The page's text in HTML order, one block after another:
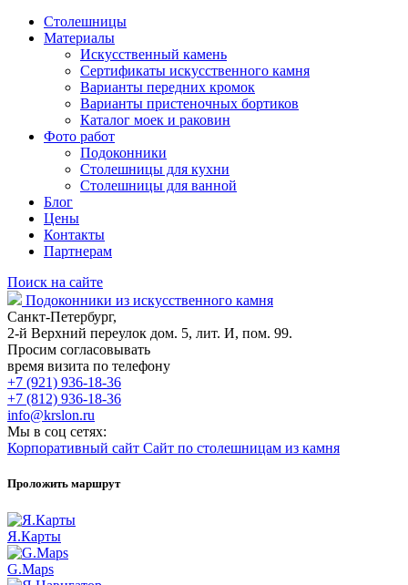
Столешницы
Материалы
Искусственный камень
Сертификаты искусственного камня
Варианты передних кромок
Варианты пристеночных бортиков
Каталог моек и раковин
Фото работ
Подоконники
Столешницы для кухни
Столешницы для ванной
Блог
Цены
Контакты
Партнерам
Поиск на сайте
Подоконники из искусственного камня
Санкт-Петербург,
2-й Верхний переулок дом. 5, лит. И, пом. 99.
Просим согласовывать
время визита по телефону
+7 (921) 936-18-36
+7 (812) 936-18-36
info@krslon.ru
Мы в соц сетях:
Корпоративный сайт Сайт по столешницам из камня
Проложить маршрут
Я.Карты
G.Maps